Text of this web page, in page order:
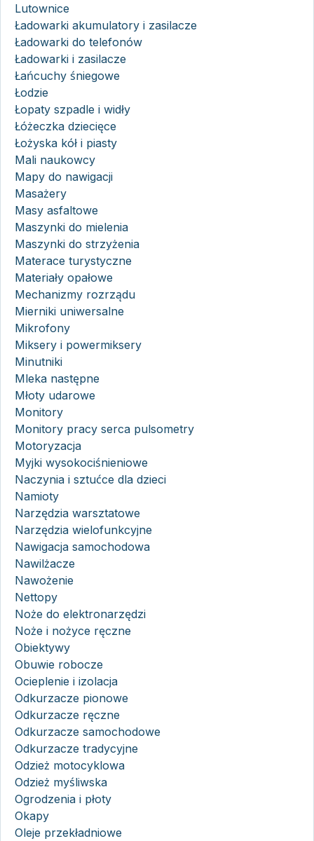
Lutownice
Ładowarki akumulatory i zasilacze
Ładowarki do telefonów
Ładowarki i zasilacze
Łańcuchy śniegowe
Łodzie
Łopaty szpadle i widły
Łóżeczka dziecięce
Łożyska kół i piasty
Mali naukowcy
Mapy do nawigacji
Masażery
Masy asfaltowe
Maszynki do mielenia
Maszynki do strzyżenia
Materace turystyczne
Materiały opałowe
Mechanizmy rozrządu
Mierniki uniwersalne
Mikrofony
Miksery i powermiksery
Minutniki
Mleka następne
Młoty udarowe
Monitory
Monitory pracy serca pulsometry
Motoryzacja
Myjki wysokociśnieniowe
Naczynia i sztućce dla dzieci
Namioty
Narzędzia warsztatowe
Narzędzia wielofunkcyjne
Nawigacja samochodowa
Nawilżacze
Nawożenie
Nettopy
Noże do elektronarzędzi
Noże i nożyce ręczne
Obiektywy
Obuwie robocze
Ocieplenie i izolacja
Odkurzacze pionowe
Odkurzacze ręczne
Odkurzacze samochodowe
Odkurzacze tradycyjne
Odzież motocyklowa
Odzież myśliwska
Ogrodzenia i płoty
Okapy
Oleje przekładniowe